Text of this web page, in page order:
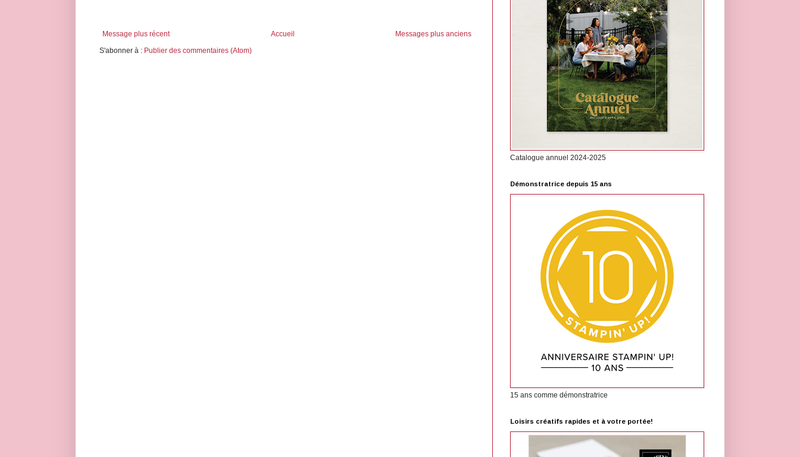
Message plus récent Messages plus anciens
Accueil
S'abonner à : Publier des commentaires (Atom)
Catalogue annuel 2024-2025
Démonstratrice depuis 15 ans
15 ans comme démonstratrice
Loisirs créatifs rapides et à votre portée!